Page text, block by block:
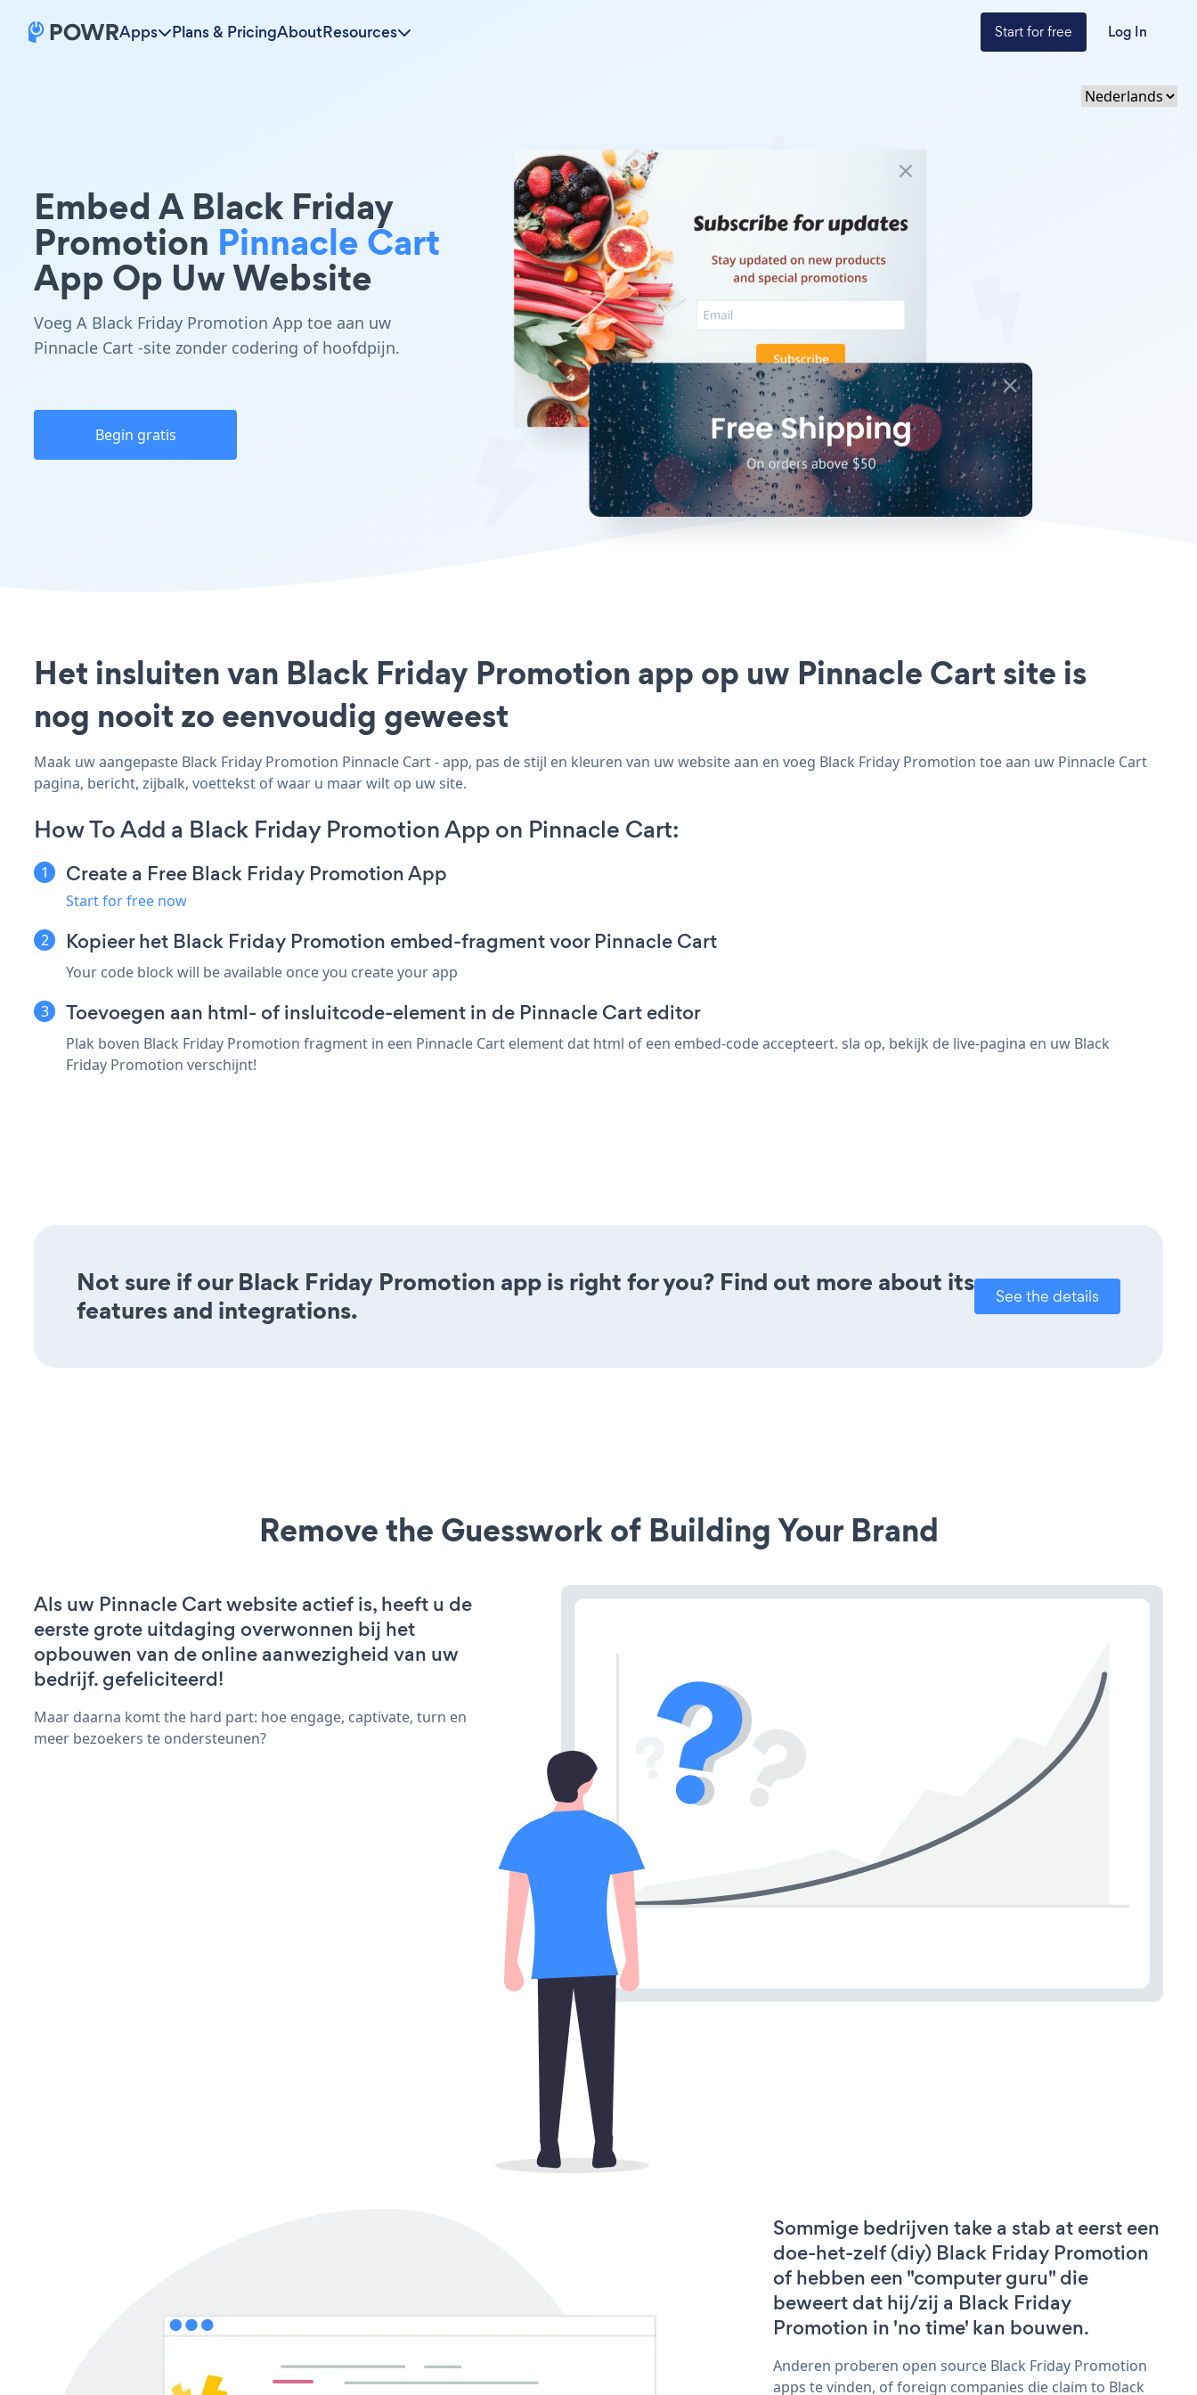
Apps Plans & PricingAboutResources Start for free Log In
Embed A Black Friday
Promotion Pinnacle Cart
App Op Uw Website
Voeg A Black Friday Promotion App toe aan uw
Pinnacle Cart -site zonder codering of hoofdpijn.
Begin gratis
Het insluiten van Black Friday Promotion app op uw Pinnacle Cart site is
nog nooit zo eenvoudig geweest
Maak uw aangepaste Black Friday Promotion Pinnacle Cart - app, pas de stijl en kleuren van uw website aan en voeg Black Friday Promotion toe aan uw Pinnacle Cart
pagina, bericht, zijbalk, voettekst of waar u maar wilt op uw site.
How To Add a Black Friday Promotion App on Pinnacle Cart:
Create a Free Black Friday Promotion App
Start for free now
Kopieer het Black Friday Promotion embed-fragment voor Pinnacle Cart
Your code block will be available once you create your app
Toevoegen aan html- of insluitcode-element in de Pinnacle Cart editor
Plak boven Black Friday Promotion fragment in een Pinnacle Cart element dat html of een embed-code accepteert. sla op, bekijk de live-pagina en uw Black
Friday Promotion verschijnt!
Not sure if our Black Friday Promotion app is right for you? Find out more about its
features and integrations.
See the details
Remove the Guesswork of Building Your Brand
Als uw Pinnacle Cart website actief is, heeft u de
eerste grote uitdaging overwonnen bij het
opbouwen van de online aanwezigheid van uw
bedrijf. gefeliciteerd!
Maar daarna komt the hard part: hoe engage, captivate, turn en
meer bezoekers te ondersteunen?
Sommige bedrijven take a stab at eerst een
doe-het-zelf (diy) Black Friday Promotion
of hebben een "computer guru" die
beweert dat hij/zij a Black Friday
Promotion in 'no time' kan bouwen.
Anderen proberen open source Black Friday Promotion
apps te vinden, of foreign companies die claim to Black